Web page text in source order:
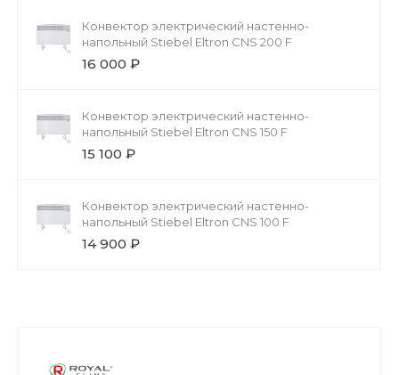
Конвектор электрический настенно-
напольный Stiebel Eltron CNS 200 F
16 000 ₽
Конвектор электрический настенно-
напольный Stiebel Eltron CNS 150 F
15 100 ₽
Конвектор электрический настенно-
напольный Stiebel Eltron CNS 100 F
14 900 ₽